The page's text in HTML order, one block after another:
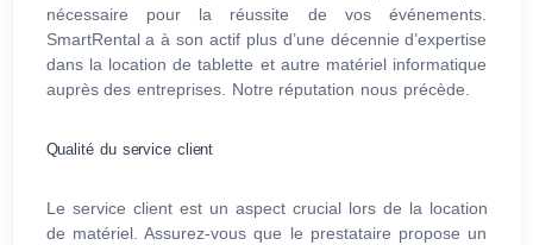
nécessaire pour la réussite de vos événements.
SmartRental a à son actif plus d’une décennie d’expertise
dans la location de tablette et autre matériel informatique
auprès des entreprises. Notre réputation nous précède.
Qualité du service client
Le service client est un aspect crucial lors de la location
de matériel. Assurez-vous que le prestataire propose un